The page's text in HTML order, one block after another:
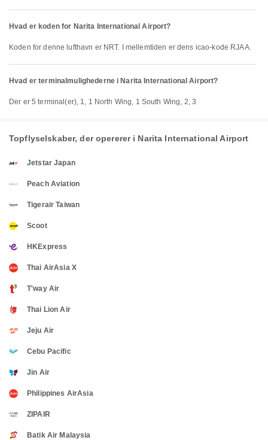
Hvad er koden for Narita International Airport?
Koden for denne lufthavn er NRT. I mellemtiden er dens icao-kode RJAA.
Hvad er terminalmulighederne i Narita International Airport?
Der er 5 terminal(er), 1, 1 North Wing, 1 South Wing, 2, 3
Topflyselskaber, der opererer i Narita International Airport
Jetstar Japan
Peach Aviation
Tigerair Taiwan
Scoot
HKExpress
Thai AirAsia X
T'way Air
Thai Lion Air
Jeju Air
Cebu Pacific
Jin Air
Philippines AirAsia
ZIPAIR
Batik Air Malaysia